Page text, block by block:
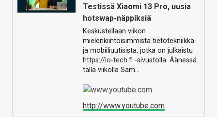
Testissä Xiaomi 13 Pro, uusia
hotswap-näppiksiä
Keskustellaan viikon
mielenkiintoisimmista tietotekniikka-
ja mobiiliuutisista, jotka on julkaistu
https://io-tech.fi -sivustolla. Äänessä
tällä viikolla Sam…
http://www.youtube.com